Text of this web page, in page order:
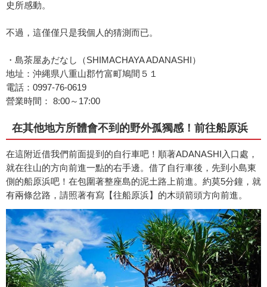
史所感動。
不過，這僅僅只是我個人的猜測而已。
・島茶屋あだなし（SHIMACHAYA ADANASHI）
地址：沖縄県八重山郡竹富町鳩間５１
電話：0997-76-0619
營業時間： 8:00～17:00
在其他地方所體會不到的野外孤獨感！前往船原浜
在這附近借我們前面提到的自行車吧！順著ADANASHI入口處，
就在往山的方向前進一點的右手邊。借了自行車後，先到小島東
側的船原浜吧！在包圍著整座島的泥土路上前進。約莫5分鐘，就
有兩條岔路，請照著有寫【往船原浜】的木頭箭頭方向前進。